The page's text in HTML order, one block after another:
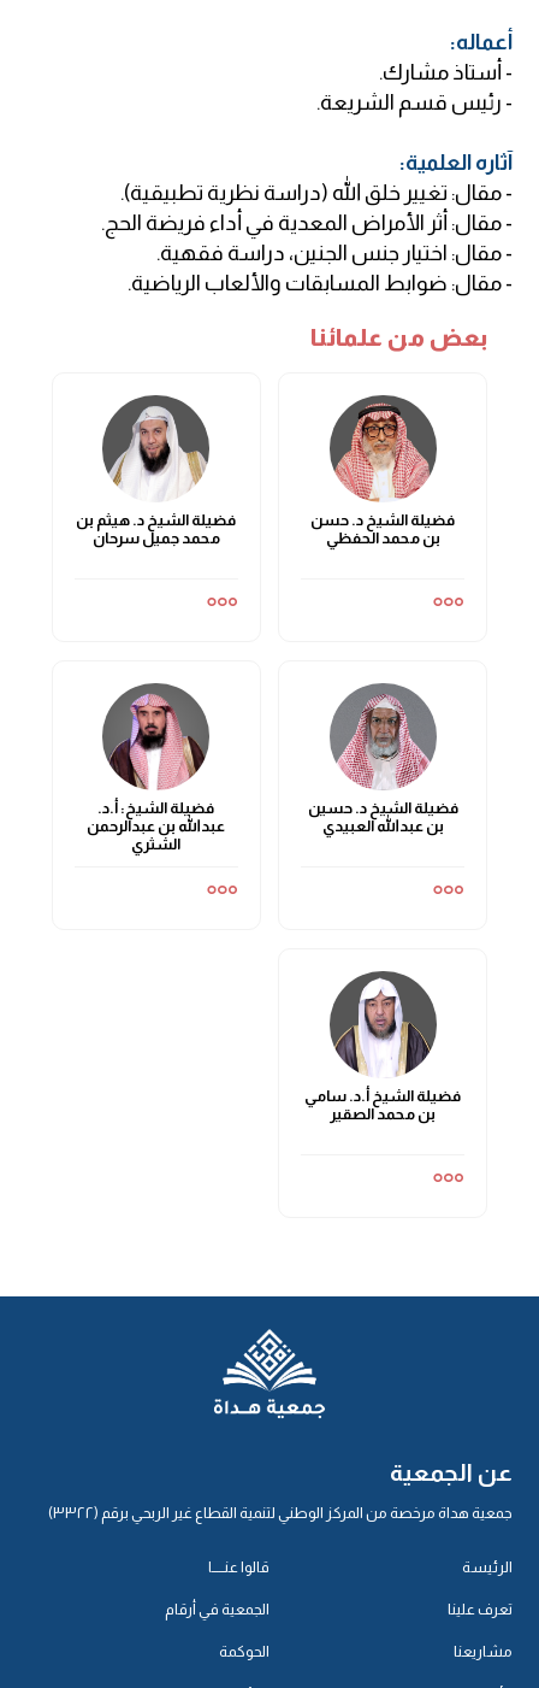
:أعماله
.أستاذ مشارك -
.رئيس قسم الشريعة -
:آثاره العلمية
.مقال: تغيير خلق الله (دراسة نظرية تطبيقية) -
.مقال: أثر الأمراض المعدية في أداء فريضة الحج -
.مقال: اختيار جنس الجنين، دراسة فقهية -
.مقال: ضوابط المسابقات والألعاب الرياضية -
بعض من علمائنا
فضيلة الشيخ د. حسن
بن محمد الحفظي
فضيلة الشيخ د. هيثم بن
محمد جميل سرحان
فضيلة الشيخ د. حسين
بن عبدالله العبيدي
فضيلة الشيخ: أ.د.
عبدالله بن عبدالرحمن
الشثري
فضيلة الشيخ أ.د. سامي
بن محمد الصقير
عن الجمعية
جمعية هداة مرخصة من المركز الوطني لتنمية القطاع غير الربحي برقم (٣٣٢٢)
الرئيسة
تعرف علينا
مشاريعنا
قالوا عنـــــا
الجمعية في أرقام
الحوكمة